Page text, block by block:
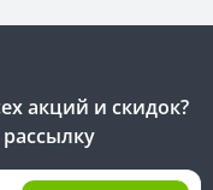
акций и скидок?